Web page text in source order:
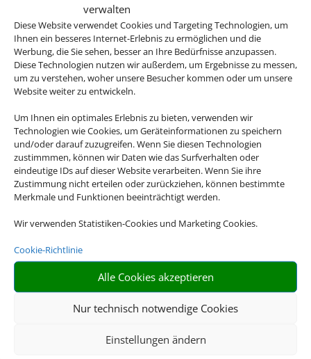
verwalten
Diese Website verwendet Cookies und Targeting Technologien, um
Ihnen ein besseres Internet-Erlebnis zu ermöglichen und die
Werbung, die Sie sehen, besser an Ihre Bedürfnisse anzupassen.
Diese Technologien nutzen wir außerdem, um Ergebnisse zu messen,
um zu verstehen, woher unsere Besucher kommen oder um unsere
Website weiter zu entwickeln.
Um Ihnen ein optimales Erlebnis zu bieten, verwenden wir
Technologien wie Cookies, um Geräteinformationen zu speichern
und/oder darauf zuzugreifen. Wenn Sie diesen Technologien
zustimmmen, können wir Daten wie das Surfverhalten oder
eindeutige IDs auf dieser Website verarbeiten. Wenn Sie ihre
Zustimmung nicht erteilen oder zurückziehen, können bestimmte
Merkmale und Funktionen beeinträchtigt werden.
Wir verwenden Statistiken-Cookies und Marketing Cookies.
Cookie-Richtlinie
Alle Cookies akzeptieren
Nur technisch notwendige Cookies
Einstellungen ändern
Bodensee
© Marc Kunze/stock.adobe.com
© Stephan Hehler/stock.adobe.com
© hungry_herbivore/stock.adobe.com
© C@rsten/stock.adobe.com
© Funny Studio/stock.adobe.com
© Comofoto/stock.adobe.com
© Sodel Vladyslav/stock.adobe.com
© millaf/stock.adobe.com
Italien
© JFL Photography/stock.adobe.com
© gnoparus/stock.adobe.com
Aktivurlaub Harz
© Sebastian Grote/stock.adobe.com
© FS-Stock/stock.adobe.com